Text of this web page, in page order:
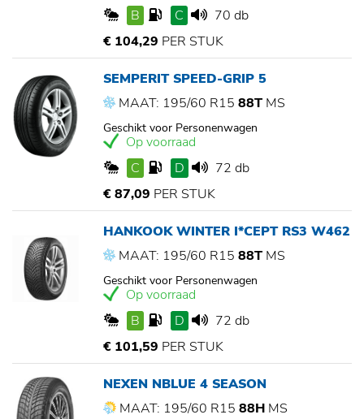
B
C
70 db
€ 104,29 PER STUK
SEMPERIT SPEED-GRIP 5
MAAT: 195/60 R15 88T MS
Geschikt voor Personenwagen
Op voorraad
C
D
72 db
€ 87,09 PER STUK
HANKOOK WINTER I*CEPT RS3 W462
MAAT: 195/60 R15 88T MS
Geschikt voor Personenwagen
Op voorraad
B
D
72 db
€ 101,59 PER STUK
NEXEN NBLUE 4 SEASON
MAAT: 195/60 R15 88H MS